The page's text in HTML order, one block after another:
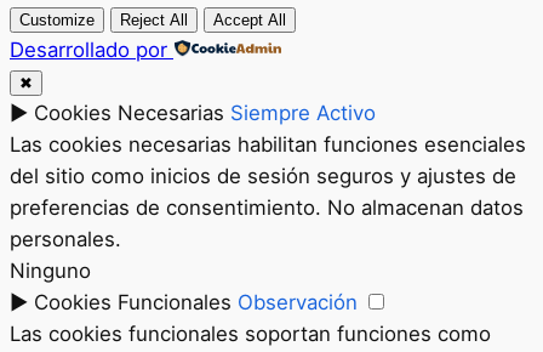
Customize Reject All Accept All
Desarrollado por
✖
► Cookies Necesarias Siempre Activo
Las cookies necesarias habilitan funciones esenciales
del sitio como inicios de sesión seguros y ajustes de
preferencias de consentimiento. No almacenan datos
personales.
Ninguno
► Cookies Funcionales Observación
Las cookies funcionales soportan funciones como